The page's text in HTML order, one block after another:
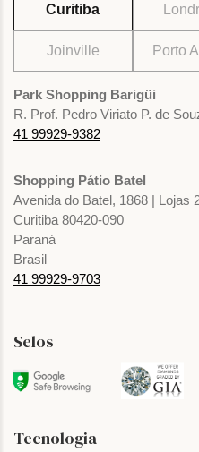
Curitiba
Joinville Porto
Park Shopping Barigüi
R. Prof. Pedro Viriato P. de
41 99929-9382
Shopping Pátio Batel
Avenida do Batel, 1868 | Lojas
Curitiba 80420-090
Paraná
Brasil
41 99929-9703
Selos
Tecnologia